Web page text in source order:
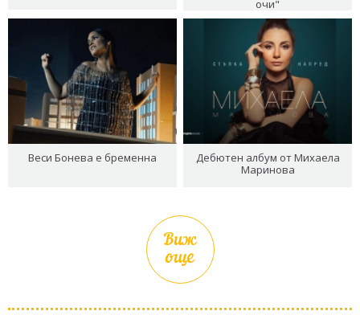
очи"
Веси Бонева е бременна
Дебютен албум от Михаела
Маринова
Виж
още